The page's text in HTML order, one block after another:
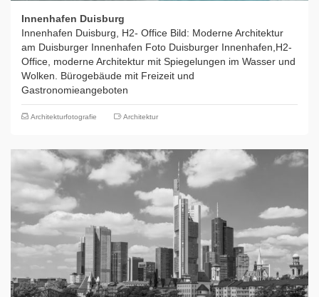
Innenhafen Duisburg
Innenhafen Duisburg, H2- Office Bild: Moderne Architektur
am Duisburger Innenhafen Foto Duisburger Innenhafen,H2-
Office, moderne Architektur mit Spiegelungen im Wasser und
Wolken. Bürogebäude mit Freizeit und
Gastronomieangeboten
Architekturfotografie Architektur